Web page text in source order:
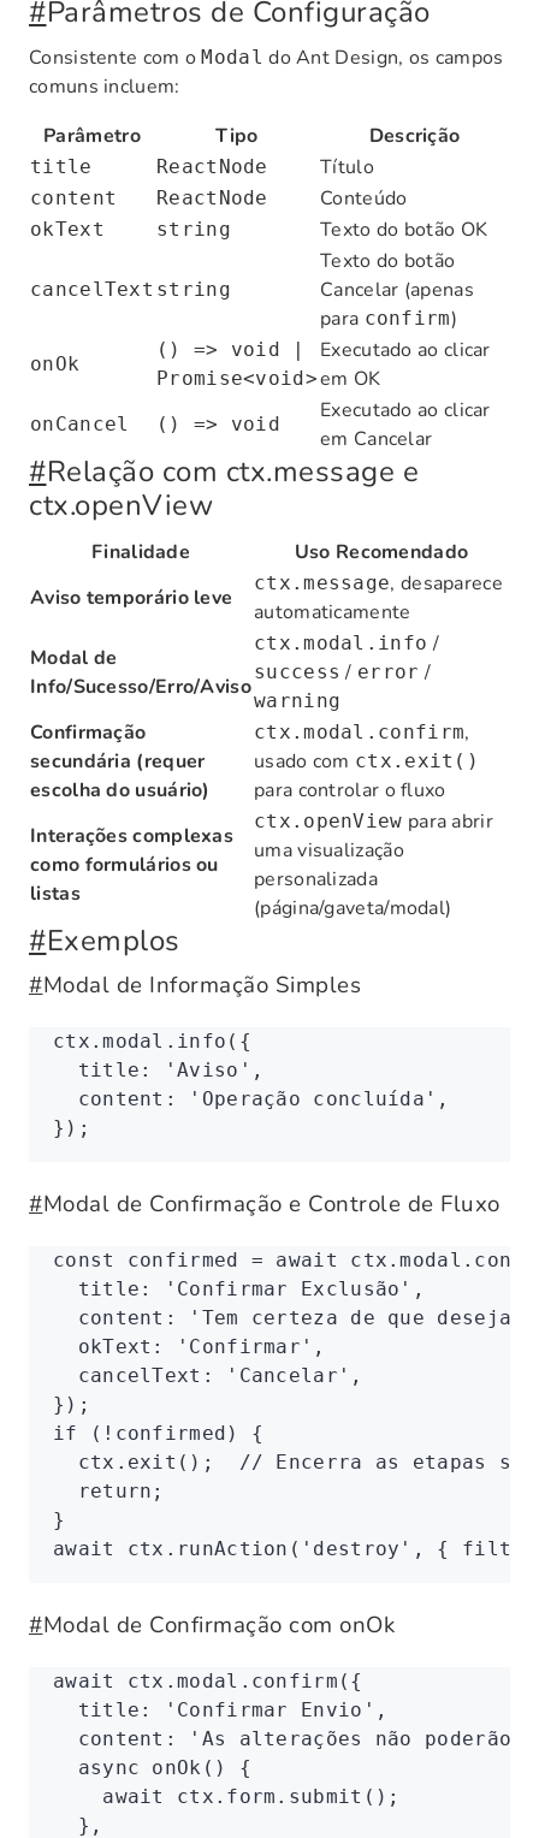
#Parâmetros de Configuração
Consistente com oModal do Ant Design, os campos
comuns incluem:
Parâmetro
Tipo Descrição
title ReactNode Título
content ReactNode Conteúdo
okText string Texto do botão OK
cancelText string
Texto do botão
Cancelar (apenas
para confirm)
onOk
() => void |
Promise<void>
Executado ao clicar
em OK
onCancel () => void
Executado ao clicar
em Cancelar
#Relação com ctx.message e
ctx.openView
Finalidade
Uso Recomendado
Aviso temporário leve
ctx.message, desaparece
automaticamente
Modal de
Info/Sucesso/Erro/Aviso
ctx.modal.info /
success / error /
warning
Confirmação
secundária (requer
escolha do usuário)
ctx.modal.confirm,
usado com ctx.exit()
para controlar o fluxo
Interações complexas
como formulários ou
listas
ctx.openView para abrir
uma visualização
personalizada
(página/gaveta/modal)
#Exemplos
#Modal de Informação Simples
ctx .modal .info ({
  title
: 'Aviso' ,
  content
: 'Operação concluída' ,
});
#Modal de Confirmação e Controle de Fluxo
const confirmed = await ctx .modal
  title
: 'Confirmar Exclusão' ,
  content
:
'Tem certeza de que
  okText
: 'Confirmar' ,
  cancelText
: 'Cancelar' ,
});
if ( ! confirmed) {
  ctx
.exit (); // Encerra as etapas
  return
;
}
await
ctx .runAction ( 'destroy' , {
#Modal de Confirmação com onOk
await ctx .modal .confirm ({
  title
: 'Confirmar Envio' ,
  content
:
'As alterações não poderão
  async
onOk () {
    await
ctx . form .submit ();
  }
,